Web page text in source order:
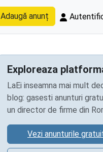
Adaugă anunț
Exploreaza
LaEi inseamna mai mult
blog: gasesti anunturi
un director de firme din
Vezi anunturile